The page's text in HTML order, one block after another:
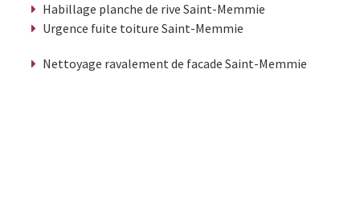
Habillage planche de rive Saint-Memmie
Urgence fuite toiture Saint-Memmie
Nettoyage ravalement de facade Saint-Memmie